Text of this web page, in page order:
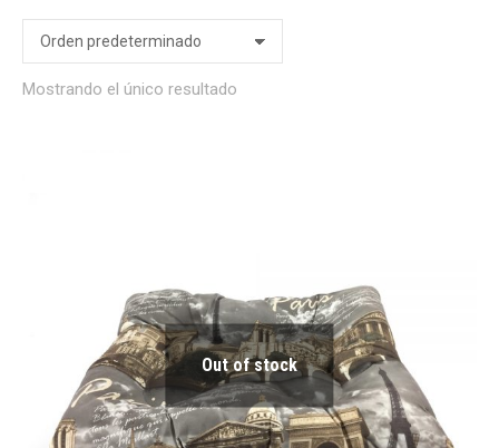
Mostrando el único resultado
Out of stock